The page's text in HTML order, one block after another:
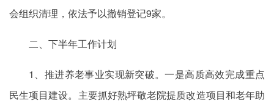
会组织清理，依法予以撤销登记9家。
二、下半年工作计划
1、推进养老事业实现新突破。一是高质高效完成重点
民生项目建设。主要抓好熟坪敬老院提质改造项目和老年助